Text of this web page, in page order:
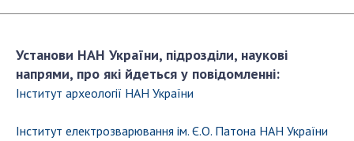
ДОКУМЕНТИ
Нормативні акти НАН України
Вибори до складу НАН України
Установи НАН України, підрозділи, наукові
напрями, про які йдеться у повідомленні:
Інститут археології НАН України
Інститут електрозварювання ім. Є.О. Патона НАН України